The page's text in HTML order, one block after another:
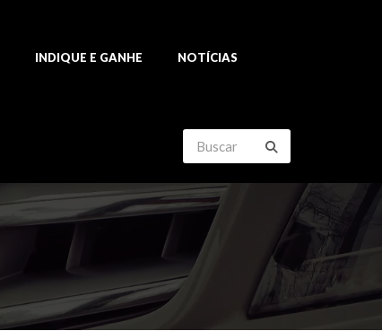
INDIQUE E GANHE NOTÍCIAS